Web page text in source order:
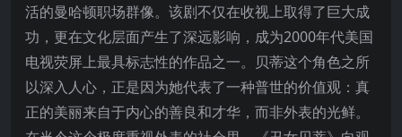
活的曼哈顿职场群像。该剧不仅在收视上取得了巨大成
功，更在文化层面产生了深远影响，成为2000年代美国
电视荧屏上最具标志性的作品之一。贝蒂这个角色之所
以深入人心，正是因为她代表了一种普世的价值观：真
正的美丽来自于内心的善良和才华，而非外表的光鲜。